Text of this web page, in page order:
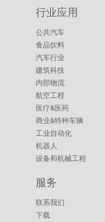
行业应用
公共汽车
食品饮料
汽车行业
建筑科技
内部物流
航空工程
医疗&医药
商业&特种车辆
工业自动化
机器人
设备和机械工程
服务
联系我们
下载